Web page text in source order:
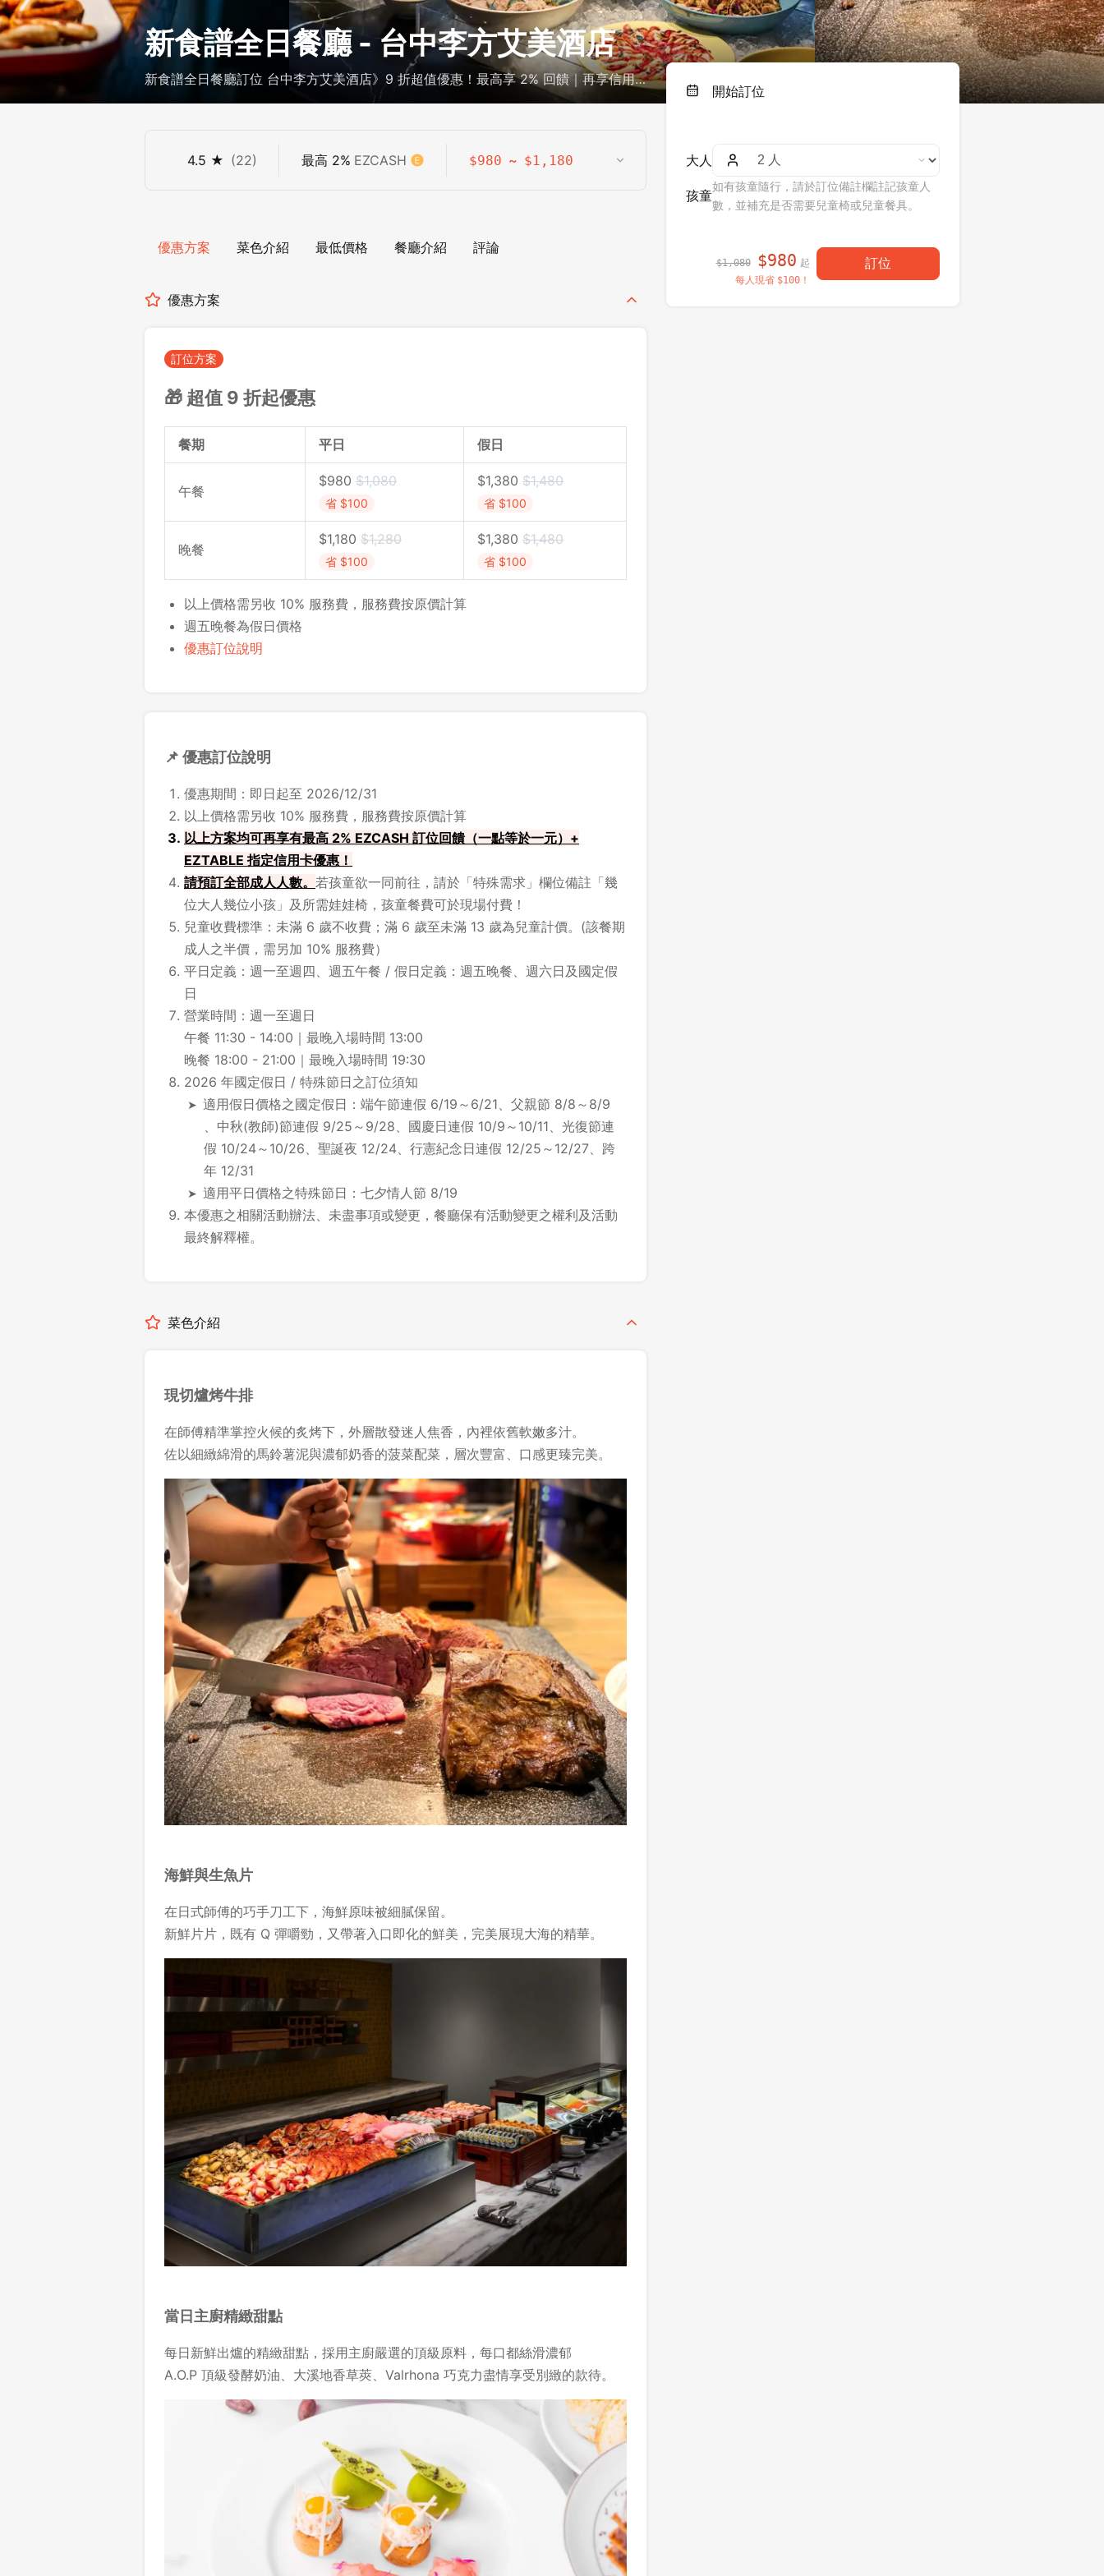
新食譜全日餐廳 - 台中李方艾美酒店
新食譜全日餐廳訂位 台中李方艾美酒店》9 折超值優惠！最高享 2% 回饋｜再享信用
卡 15% 折扣
4.5 ★ (22) 最高 2% EZCASH $980 ~ $1,180
優惠方案 菜色介紹 最低價格 餐廳介紹 評論
優惠方案
訂位方案
🎁 超值 9 折起優惠
餐期 平日 假日
午餐
$980 $1,080
省 $100
$1,380 $1,480
省 $100
晚餐
$1,180 $1,280
省 $100
$1,380 $1,480
省 $100
以上價格需另收 10% 服務費，服務費按原價計算
週五晚餐為假日價格
優惠訂位說明
📌 優惠訂位說明
優惠期間：即日起至 2026/12/31
以上價格需另收 10% 服務費，服務費按原價計算
以上方案均可再享有最高 2% EZCASH 訂位回饋（一點等於一元）+
EZTABLE 指定信用卡優惠！
請預訂全部成人人數。 若孩童欲一同前往，請於「特殊需求」欄位備註「幾
位大人幾位小孩」及所需娃娃椅，孩童餐費可於現場付費！
兒童收費標準：未滿 6 歲不收費；滿 6 歲至未滿 13 歲為兒童計價。(該餐期
成人之半價，需另加 10% 服務費）
平日定義：週一至週四、週五午餐 / 假日定義：週五晚餐、週六日及國定假
日
營業時間：週一至週日
午餐 11:30 - 14:00｜最晚入場時間 13:00
晚餐 18:00 - 21:00｜最晚入場時間 19:30
2026 年國定假日 / 特殊節日之訂位須知
適用假日價格之國定假日：端午節連假 6/19～6/21、父親節 8/8～8/9
、中秋(教師)節連假 9/25～9/28、國慶日連假 10/9～10/11、光復節連
假 10/24～10/26、聖誕夜 12/24、行憲紀念日連假 12/25～12/27、跨
年 12/31
適用平日價格之特殊節日：七夕情人節 8/19
本優惠之相關活動辦法、未盡事項或變更，餐廳保有活動變更之權利及活動
最終解釋權。
菜色介紹
現切爐烤牛排
在師傅精準掌控火候的炙烤下，外層散發迷人焦香，內裡依舊軟嫩多汁。
佐以細緻綿滑的馬鈴薯泥與濃郁奶香的菠菜配菜，層次豐富、口感更臻完美。
海鮮與生魚片
在日式師傅的巧手刀工下，海鮮原味被細膩保留。
新鮮片片，既有 Q 彈嚼勁，又帶著入口即化的鮮美，完美展現大海的精華。
當日主廚精緻甜點
每日新鮮出爐的精緻甜點，採用主廚嚴選的頂級原料，每口都絲滑濃郁
A.O.P 頂級發酵奶油、大溪地香草莢、Valrhona 巧克力盡情享受別緻的款待。
開始訂位
大人
孩童
如有孩童隨行，請於訂位備註欄註記孩童人
數，並補充是否需要兒童椅或兒童餐具。
$1,080 $980 起 訂位
登出
先不要